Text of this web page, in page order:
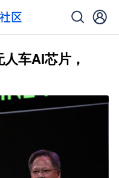
车AI芯片，